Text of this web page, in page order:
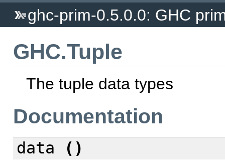
ghc-prim-0.5.0.0: GHC
GHC.Tuple
The tuple data types
Documentation
data
()